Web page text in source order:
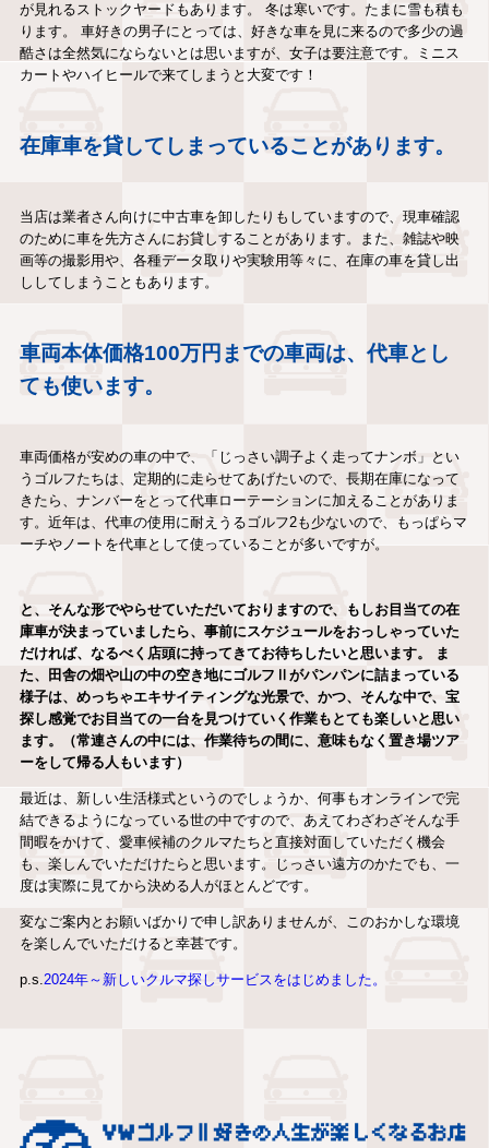
が見れるストックヤードもあります。 冬は寒いです。たまに雪も積も
ります。 車好きの男子にとっては、好きな車を見に来るので多少の過
酷さは全然気にならないとは思いますが、女子は要注意です。ミニス
カートやハイヒールで来てしまうと大変です！
在庫車を貸してしまっていることがあります。
当店は業者さん向けに中古車を卸したりもしていますので、現車確認
のために車を先方さんにお貸しすることがあります。また、雑誌や映
画等の撮影用や、各種データ取りや実験用等々に、在庫の車を貸し出
ししてしまうこともあります。
車両本体価格100万円までの車両は、代車とし
ても使います。
車両価格が安めの車の中で、「じっさい調子よく走ってナンボ」とい
うゴルフたちは、定期的に走らせてあげたいので、長期在庫になって
きたら、ナンバーをとって代車ローテーションに加えることがありま
す。近年は、代車の使用に耐えうるゴルフ2も少ないので、もっぱらマ
ーチやノートを代車として使っていることが多いですが。
と、そんな形でやらせていただいておりますので、もしお目当ての在
庫車が決まっていましたら、事前にスケジュールをおっしゃっていた
だければ、なるべく店頭に持ってきてお待ちしたいと思います。 ま
た、田舎の畑や山の中の空き地にゴルフⅡがパンパンに詰まっている
様子は、めっちゃエキサイティングな光景で、かつ、そんな中で、宝
探し感覚でお目当ての一台を見つけていく作業もとても楽しいと思い
ます。（常連さんの中には、作業待ちの間に、意味もなく置き場ツア
ーをして帰る人もいます）
最近は、新しい生活様式というのでしょうか、何事もオンラインで完
結できるようになっている世の中ですので、あえてわざわざそんな手
間暇をかけて、愛車候補のクルマたちと直接対面していただく機会
も、楽しんでいただけたらと思います。じっさい遠方のかたでも、一
度は実際に見てから決める人がほとんどです。
変なご案内とお願いばかりで申し訳ありませんが、このおかしな環境
を楽しんでいただけると幸甚です。
p.s. 2024年～新しいクルマ探しサービスをはじめました。